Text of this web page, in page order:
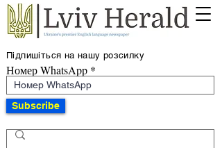
Підпишіться на нашу розсилку
Номер WhatsApp
Subscribe